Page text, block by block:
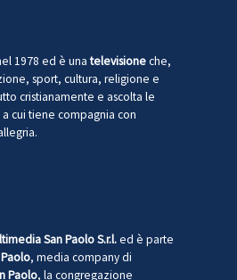
1978 ed è unatelevisioneche,
sport, cultura, religione e
cristianamente e ascolta le
cui tiene compagnia con
San Paolo S.r.l.ed è parte
, media company di
Paolo, la congregazione